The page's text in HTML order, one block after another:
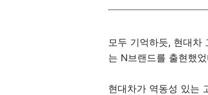
모두 기억하듯, 현대차
는 N브랜드를 출현했
현대차가 역동성 있는